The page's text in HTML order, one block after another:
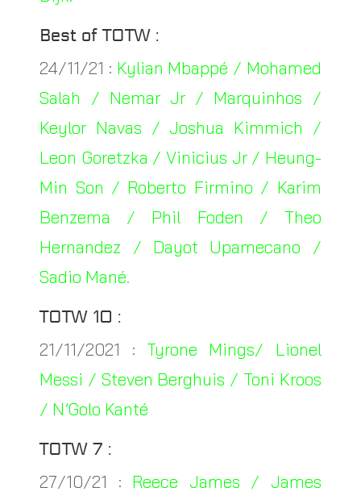
Best of TOTW :
24/11/21 : Kylian Mbappé / Mohamed
Salah / Nemar Jr / Marquinhos /
Keylor Navas / Joshua Kimmich /
Leon Goretzka / Vinicius Jr / Heung-
Min Son / Roberto Firmino / Karim
Benzema / Phil Foden / Theo
Hernandez / Dayot Upamecano /
Sadio Mané.
TOTW 10 :
21/11/2021 : Tyrone Mings/ Lionel
Messi / Steven Berghuis / Toni Kroos
/ N’Golo Kanté
TOTW 7 :
27/10/21 : Reece James / James